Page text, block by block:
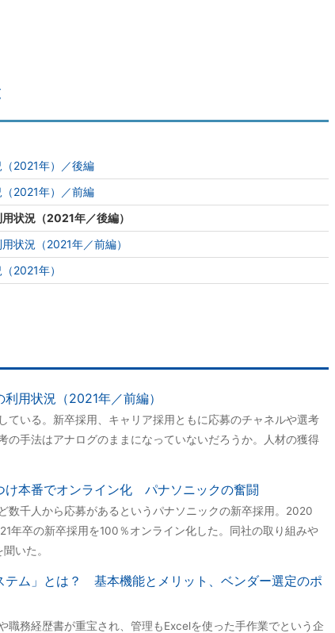
2021年）／後編
2021年）／前編
状況（2021年／後編）
状況（2021年／前編）
2021年）
用状況（2021年／前編）
ている。新卒採用、キャリア採用ともに応募のチャネルや選考
の手法はアナログのままになっていないだろうか。人材の獲得
け本番でオンライン化 パナソニックの奮闘
数千人から応募があるというパナソニックの新卒採用。2020
年卒の新卒採用を100％オンライン化した。同社の取り組みや
いた。
テム」とは？ 基本機能とメリット、ベンダー選定のポ
職務経歴書が重宝され、管理もExcelを使った手作業でという企